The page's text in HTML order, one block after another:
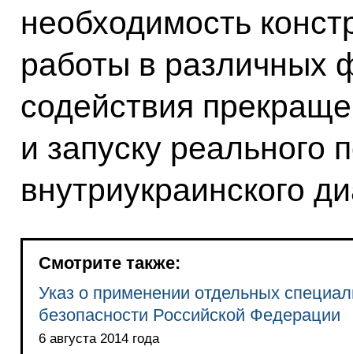
необходимость
работы в различных
содействия
и запуску реального
внутриукраинского
Смотрите также:
Указ о применении отдельных
безопасности Российской Федерации
6 августа 2014 года